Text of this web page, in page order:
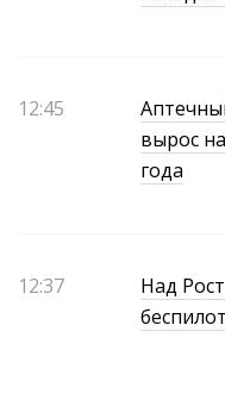
12:45
вырос
года
12:37
Над